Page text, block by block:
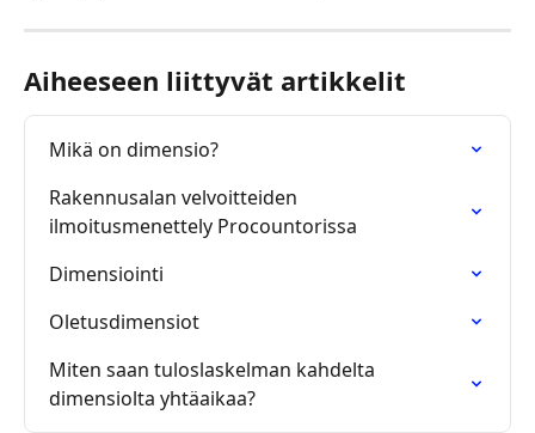
Aiheeseen liittyvät artikkelit
Mikä on dimensio?
Rakennusalan velvoitteiden
ilmoitusmenettely Procountorissa
Dimensiointi
Oletusdimensiot
Miten saan tuloslaskelman kahdelta
dimensiolta yhtäaikaa?